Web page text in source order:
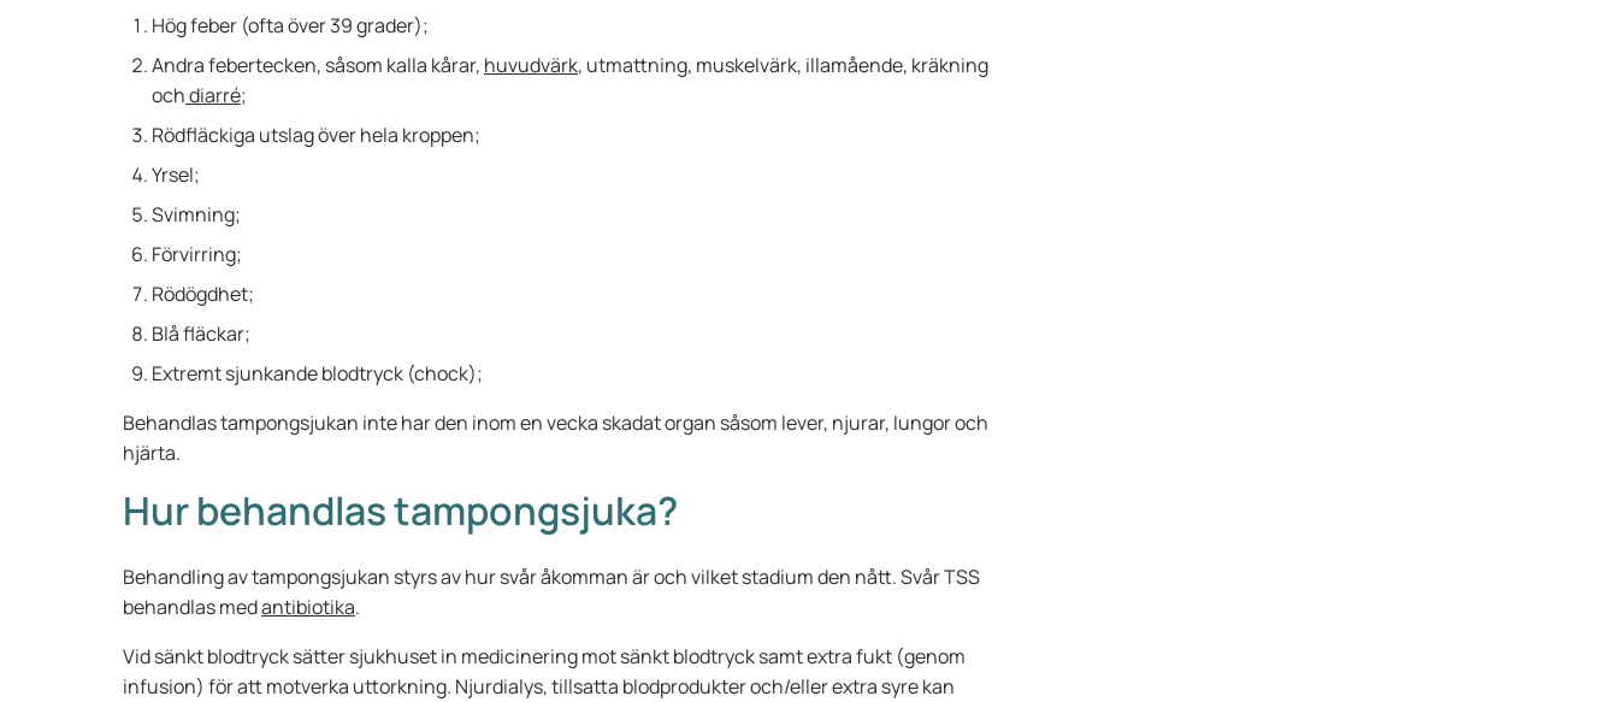
Hög feber (ofta över 39 grader);
Andra febertecken, såsom kalla kårar, huvudvärk, utmattning, muskelvärk, illamående, kräkning
ochdiarré;
Rödfläckiga utslag över hela kroppen;
Yrsel;
Svimning;
Förvirring;
Rödögdhet;
Blå fläckar;
Extremt sjunkande blodtryck (chock);
Behandlas tampongsjukan inte har den inom en vecka skadat organ såsom lever, njurar, lungor och
hjärta.
Hur behandlas tampongsjuka?
Behandling av tampongsjukan styrs av hur svår åkomman är och vilket stadium den nått. Svår TSS
behandlas medantibiotika.
Vid sänkt blodtryck sätter sjukhuset in medicinering mot sänkt blodtryck samt extra fukt (genom
infusion) för att motverka uttorkning. Njurdialys, tillsatta blodprodukter och/eller extra syre kan